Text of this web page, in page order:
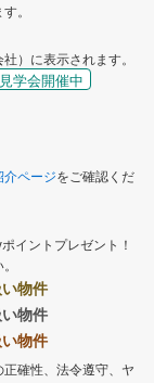
。
）に表示されます。
学会開催中
介ページをご確認くだ
イントプレゼント！
物件
物件
物件
確性、法令遵守、ヤ